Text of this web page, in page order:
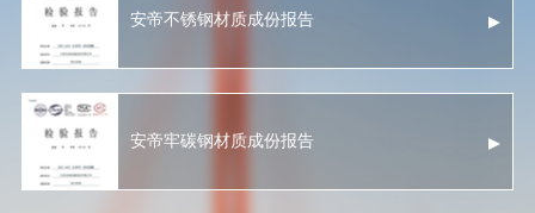
安帝不锈钢材质成份报告
安帝牢碳钢材质成份报告